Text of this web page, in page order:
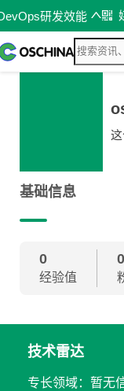
研发效能
基础信息
0
经验值
0
技术雷达
专长领域：暂无